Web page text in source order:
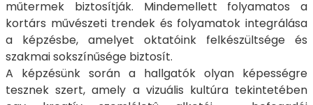
műtermek biztosítják. Mindemellett folyamatos a
kortárs művészeti trendek és folyamatok integrálása
a képzésbe, amelyet oktatóink felkészültsége és
szakmai sokszínűsége biztosít.
A képzésünk során a hallgatók olyan képességre
tesznek szert, amely a vizuális kultúra tekintetében